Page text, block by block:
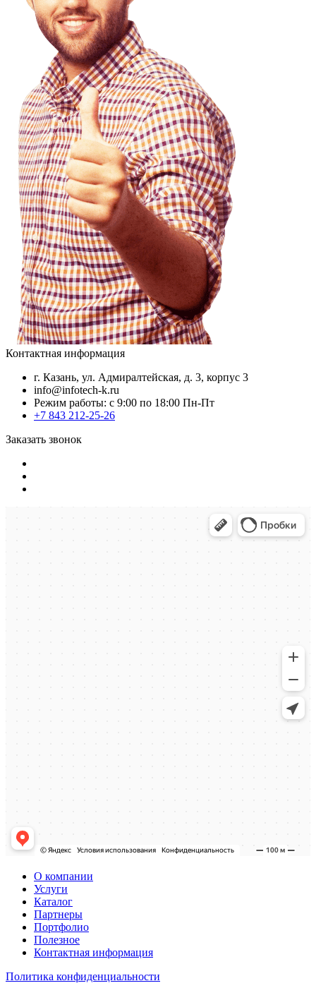
Контактная информация
г. Казань, ул. Адмиралтейская, д. 3, корпус 3
info@infotech-k.ru
Режим работы: с 9:00 по 18:00 Пн-Пт
+7 843 212-25-26
Заказать звонок
О компании
Услуги
Каталог
Партнеры
Портфолио
Полезное
Контактная информация
Политика конфиденциальности